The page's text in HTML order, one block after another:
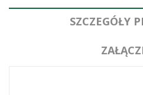
SZCZEGÓŁY